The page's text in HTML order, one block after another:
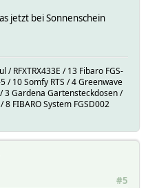
jetzt bei Sonnenschein
/ RFXTRX433E / 13 Fibaro FGS-
/ 10 Somfy RTS / 4 Greenwave
3 Gardena Gartensteckdosen /
FIBARO System FGSD002
#5